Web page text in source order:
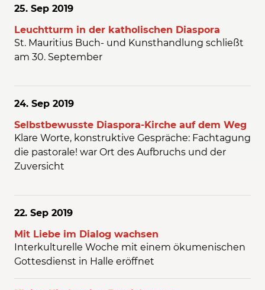
25. Sep 2019
Leuchtturm in der katholischen Diaspora
St. Mauritius Buch- und Kunsthandlung schließt
am 30. September
24. Sep 2019
Selbstbewusste Diaspora-Kirche auf dem Weg
Klare Worte, konstruktive Gespräche: Fachtagung
die pastorale! war Ort des Aufbruchs und der
Zuversicht
22. Sep 2019
Mit Liebe im Dialog wachsen
Interkulturelle Woche mit einem ökumenischen
Gottesdienst in Halle eröffnet